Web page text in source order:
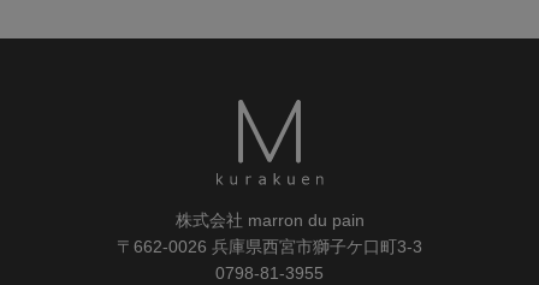
株式会社 marron du pain
〒662-0026 兵庫県西宮市獅子ケ口町3-3
0798-81-3955